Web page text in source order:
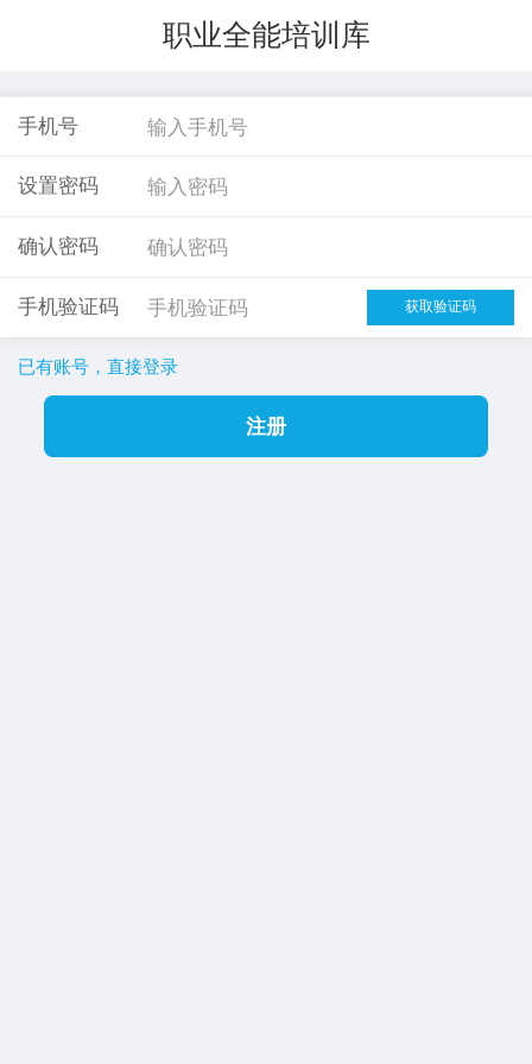
职业全能培训库
手机号
设置密码
确认密码
手机验证码
已有账号，直接登录